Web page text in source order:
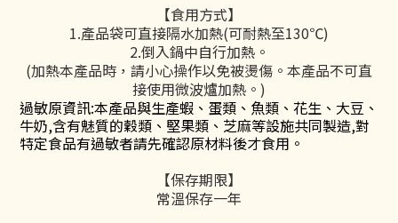
【食用方式】
1.產品袋可直接隔水加熱(可耐熱至130℃)
2.倒入鍋中自行加熱。
(加熱本產品時，請小心操作以免被燙傷。本產品不可直
接使用微波爐加熱。)
過敏原資訊:本產品與生產蝦、蛋類、魚類、花生、大豆、
牛奶,含有魅質的穀類、堅果類、芝麻等設施共同製造,對
特定食品有過敏者請先確認原材料後才食用。
【保存期限】
常溫保存一年